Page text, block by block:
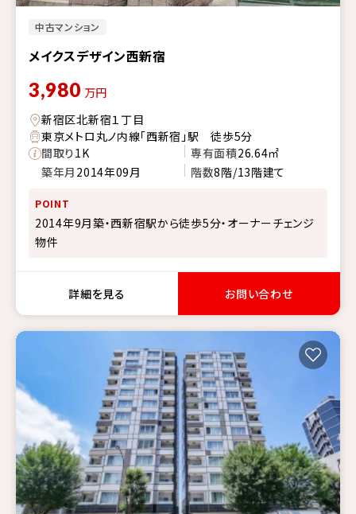
中古マンション
メイクスデザイン西新宿
3,980 万円
新宿区北新宿１丁目
東京メトロ丸ノ内線「西新宿」駅 徒歩5分
間取り1K 専有面積26.64㎡
築年月 2014年09月 階数8階/13階建て
POINT
2014年9月築・西新宿駅から徒歩5分・オーナーチェンジ
物件
詳細を見る お問い合わせ